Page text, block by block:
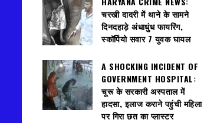
चरखी दादरी में थाने के सामने
दिनदहाड़े अंधाधुंध फायरिंग,
स्कॉर्पियो सवार 7 युवक घायल
A SHOCKING INCIDENT OF
GOVERNMENT HOSPITAL:
चूरू के सरकारी अस्पताल में
हादसा, इलाज कराने पहुंची महिला
पर गिरा छत का प्लास्टर